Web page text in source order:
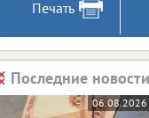
Печать
Последние новости
06.08.2026